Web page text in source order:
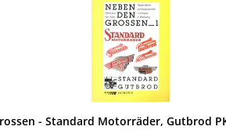
- Standard Motorräder, Gutbrod